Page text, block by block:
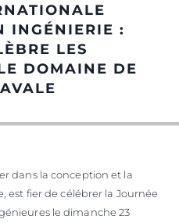
BATEAU
INGÉNIERIE :
LES
DOMAINE DE
dans la conception et la
est fier de célébrer la Journée
le dimanche 23